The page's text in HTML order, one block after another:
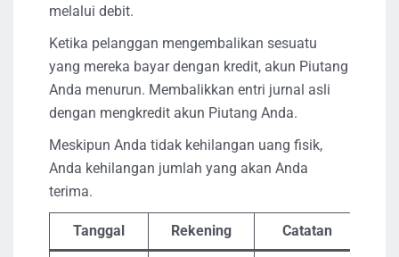
melalui debit.
Ketika pelanggan mengembalikan sesuatu
yang mereka bayar dengan kredit, akun Piutang
Anda menurun. Membalikkan entri jurnal asli
dengan mengkredit akun Piutang Anda.
Meskipun Anda tidak kehilangan uang fisik,
Anda kehilangan jumlah yang akan Anda
terima.
Tanggal Rekening Catatan